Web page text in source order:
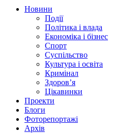
Новини
Події
Політика і влада
Економіка і бізнес
Спорт
Суспільство
Культура і освіта
Кримінал
Здоров’я
Цікавинки
Проекти
Блоги
Фоторепортажі
Архів